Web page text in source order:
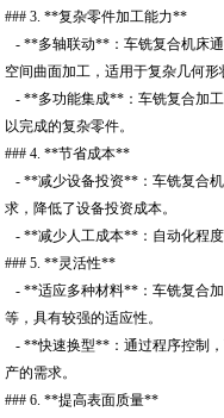
### 3. **复杂零件加工能力**
- **多轴联动**：车铣复合机床
空间曲面加工，适用于复杂几何形
- **多功能集成**：车铣复合加
以完成的复杂零件。
### 4. **节省成本**
- **减少设备投资**：车铣复合
求，降低了设备投资成本。
- **减少人工成本**：自动化程度
### 5. **灵活性**
- **适应多种材料**：车铣复合
等，具有较强的适应性。
- **快速换型**：通过程序控制
产的需求。
### 6. **提高表面质量**